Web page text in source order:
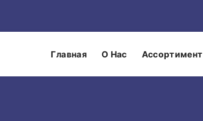
Главная О Нас Ассортимент